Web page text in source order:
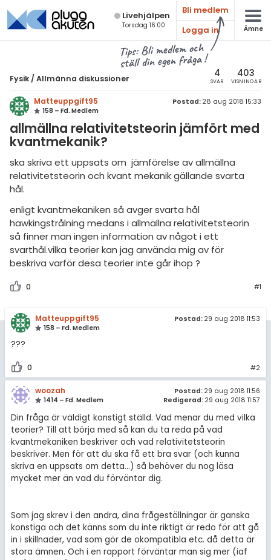
Live­hjälpen
Torsdag 16:00
Bli medlem
Logga in
Ämne
Tips: Bli medlem och
ställ din egen fråga !
Fysik /Allmänna diskussioner 4
SVAR
403
VISNINGAR
Matteuppgift95
158 – Fd. Medlem
Postad: 28 aug 2018 15:33
allmällna relativitetsteorin jämfört med
kvantmekanik?
ska skriva ett uppsats om jämförelse av allmällna
relativitetsteorin och kvant mekanik gällande svarta
hål.
enligt kvantmekaniken så avger svarta hål
hawkingstrålning medans i allmällna relativitetsteorin
så finner man ingen information av något i ett
svarthål.vilka teorier kan jag använda mig av för
beskriva varför desa teorier inte går ihop ?
0 #1
Matteuppgift95
158 – Fd. Medlem
Postad: 29 aug 2018 11:53
???
0 #2
woozah
1414 – Fd. Medlem
Postad: 29 aug 2018 11:56
Redigerad: 29 aug 2018 11:57
Din fråga är väldigt konstigt ställd. Vad menar du med vilka
teorier? Till att börja med så kan du ta reda på vad
kvantmekaniken beskriver och vad relativitetsteorin
beskriver. Men för att du ska få ett bra svar (och kunna
skriva en uppsats om detta...) så behöver du nog läsa
mycket mer än vad du förväntar dig.
Som jag skrev i den andra, dina frågeställningar är ganska
konstiga och det känns som du inte riktigt är redo för att gå
in i skillnader, vad som gör de okompatibla etc. då detta är
stora ämnen. Och i en rapport förväntar man sig mer (iaf
Alla ämnen
Fysik
Alla trådar
Fysik 2
Universitet
MaFy (fysikdelen)
Allmänna diskussioner
Livehjälpen
Om Pluggakuten
Allmänna villkor
Cookie-inställningar
& Bygg
språk
ämnen
diskussioner